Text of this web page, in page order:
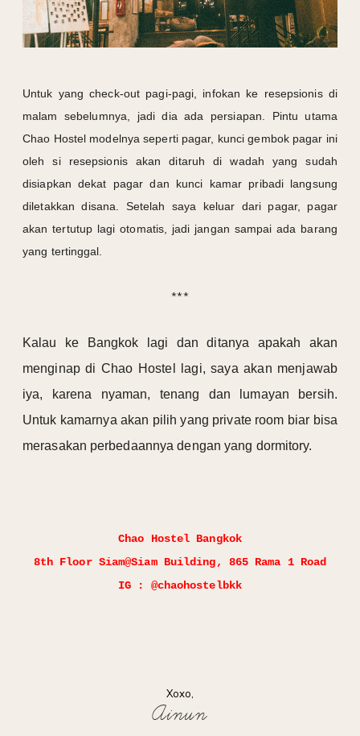
Untuk yang check-out pagi-pagi, infokan ke resepsionis di
malam sebelumnya, jadi dia ada persiapan. Pintu utama
Chao Hostel modelnya seperti pagar, kunci gembok pagar ini
oleh si resepsionis akan ditaruh di wadah yang sudah
disiapkan dekat pagar dan kunci kamar pribadi langsung
diletakkan disana. Setelah saya keluar dari pagar, pagar
akan tertutup lagi otomatis, jadi jangan sampai ada barang
yang tertinggal.
***
Kalau ke Bangkok lagi dan ditanya apakah akan
menginap di Chao Hostel lagi, saya akan menjawab
iya, karena nyaman, tenang dan lumayan bersih.
Untuk kamarnya akan pilih yang private room biar bisa
merasakan perbedaannya dengan yang dormitory.
Chao Hostel Bangkok
8th Floor Siam@Siam Building, 865 Rama 1 Road
IG : @chaohostelbkk
Xoxo,
Ainun